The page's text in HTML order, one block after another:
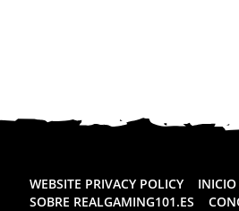
WEBSITE PRIVACY POLICY
INICIO
SOBRE REALGAMING101.ES